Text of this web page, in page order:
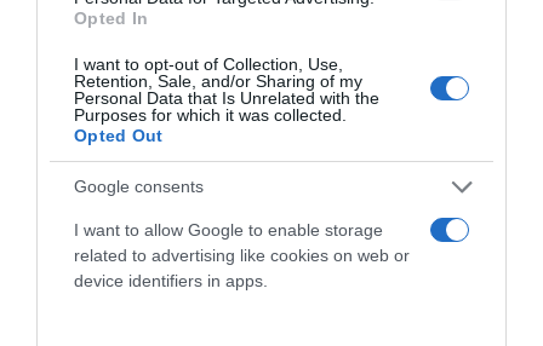
Opted In
I want to opt-out of Collection, Use,
Retention, Sale, and/or Sharing of my
Personal Data that Is Unrelated with the
Purposes for which it was collected.
Opted Out
Google consents
I want to allow Google to enable storage
related to advertising like cookies on web or
device identifiers in apps.